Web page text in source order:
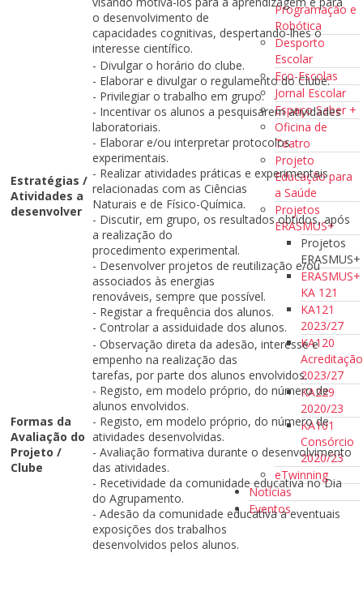
Programação e
Robótica
Desporto
Escolar
Eco-Escolas
Jornal Escolar
Espaço Saber +
Oficina de
Teatro
Projeto
Educação para
a Saúde
Projetos
ERASMUS+
Projetos
ERASMUS+
ERASMUS+
KA 121
KA121
2023/27
KA120
Acreditação
2023/27
KA229
2020/23
KA101
Consórcio
2020/23
eTwinning
Notícias
Eventos
o desenvolvimento de
capacidades cognitivas, despertando-lhes o
interesse científico.
Estratégias /
Atividades a
desenvolver
- Divulgar o horário do clube.
- Elaborar e divulgar o regulamento do Clube.
- Privilegiar o trabalho em grupo.
- Incentivar os alunos a pesquisarem atividades
laboratoriais.
- Elaborar e/ou interpretar protocolos
experimentais.
- Realizar atividades práticas e experimentais
relacionadas com as Ciências
Naturais e de Físico-Química.
- Discutir, em grupo, os resultados obtidos, após
a realização do
procedimento experimental.
- Desenvolver projetos de reutilização e/ou
associados às energias
renováveis, sempre que possível.
- Registar a frequência dos alunos.
- Controlar a assiduidade dos alunos.
Formas da
Avaliação do
Projeto /
Clube
- Observação direta da adesão, interesse e
empenho na realização das
tarefas, por parte dos alunos envolvidos.
- Registo, em modelo próprio, do número de
alunos envolvidos.
- Registo, em modelo próprio, do número de
atividades desenvolvidas.
- Avaliação formativa durante o desenvolvimento
das atividades.
- Recetividade da comunidade educativa no Dia
do Agrupamento.
- Adesão da comunidade educativa a eventuais
exposições dos trabalhos
desenvolvidos pelos alunos.